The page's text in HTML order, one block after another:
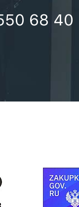
68 40